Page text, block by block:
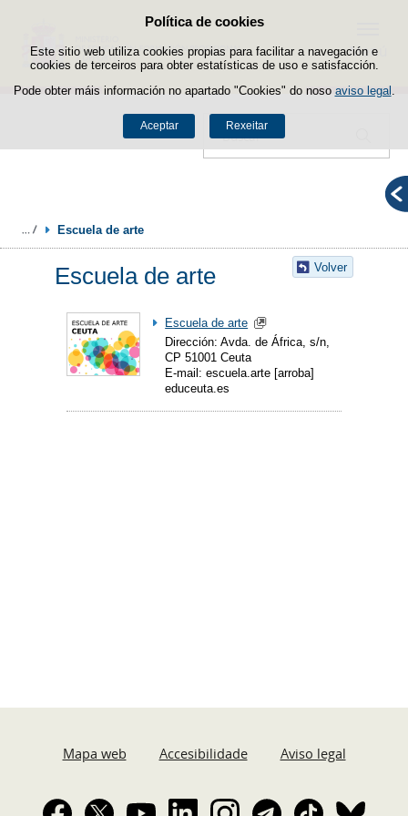
Política de cookies
Este sitio web utiliza cookies propias para facilitar a navegación e
cookies de terceiros para obter estatísticas de uso e satisfacción.
Pode obter máis información no apartado "Cookies" do noso aviso legal
Aceptar Rexeitar
Saltar ao contido
Buscador
Menú
Escuela de arte
Volver
Escuela de arte
Escuela de arte
Dirección: Avda. de África, s/n,
CP 51001 Ceuta
E-mail: escuela.arte [arroba]
educeuta.es
Mapa web Accesibilidade Aviso legal